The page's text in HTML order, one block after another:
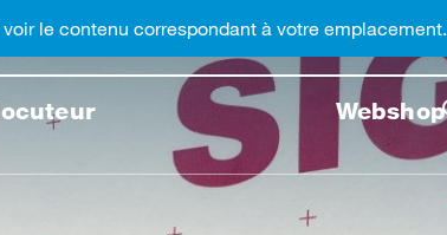
Webshop
voir le contenu correspondant à votre emplacement.